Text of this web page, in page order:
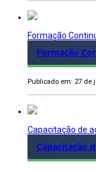
Formação
Formação
Publicado em: 27 de
Capacitação de
Capacitação